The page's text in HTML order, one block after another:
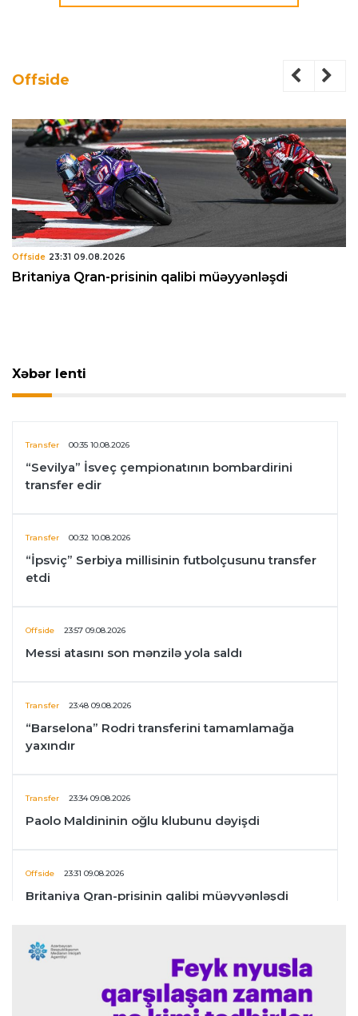
Offside
Offside 23:31 09.08.2026
Britaniya Qran-prisinin qalibi müəyyənləşdi
Xəbər lenti
Transfer 00:35 10.08.2026
“Sevilya” İsveç çempionatının bombardirini
transfer edir
Transfer 00:32 10.08.2026
“İpsviç” Serbiya millisinin futbolçusunu transfer
etdi
Offside 23:57 09.08.2026
Messi atasını son mənzilə yola saldı
Transfer 23:48 09.08.2026
“Barselona” Rodri transferini tamamlamağa
yaxındır
Transfer 23:34 09.08.2026
Paolo Maldininin oğlu klubunu dəyişdi
Offside 23:31 09.08.2026
Britaniya Qran-prisinin qalibi müəyyənləşdi
İngiltərə P.L.
Arteta “Arsenal”ın məğlubiyyətindən danışdı